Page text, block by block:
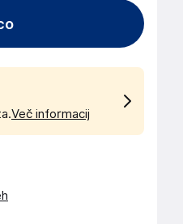
Več informacij